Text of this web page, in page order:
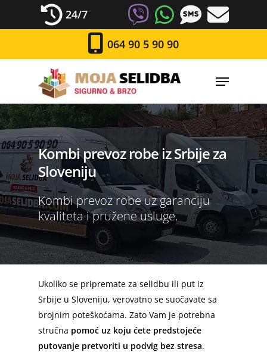
24/7
064 90 5 90 90
Kombi prevoz robe iz Srbije za
Sloveniju
Kombi prevoz robe uz garanciju
kvaliteta i pružene usluge.
Ukoliko se pripremate za selidbu ili put iz
Srbije u Sloveniju, verovatno se suočavate sa
brojnim poteškoćama. Zato Vam je potrebna
stručna pomoć uz koju ćete predstojeće
putovanje pretvoriti u podvig bez stresa.